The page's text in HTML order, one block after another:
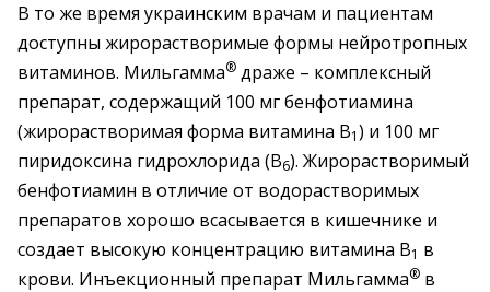
В то же время украинским врачам и пациентам
доступны жирорастворимые формы нейротропных
витаминов. Мильгамма® драже – комплексный
препарат, содержащий 100 мг бенфотиамина
(жирорастворимая форма витамина В1) и 100 мг
пиридоксина гидрохлорида (В6). Жирорастворимый
бенфотиамин в отличие от водорастворимых
препаратов хорошо всасывается в кишечнике и
создает высокую концентрацию витамина В1 в
крови. Инъекционный препарат Мильгамма® в